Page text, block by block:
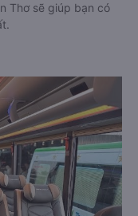
Thơ sẽ giúp bạn có